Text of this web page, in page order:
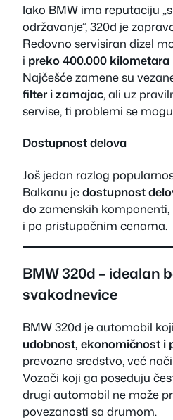
Iako BMW ima reputaciju
održavanje“, 320d je
Redovno servisiran dizel
i preko 400.000 kilometara
Najčešće zamene su
filter i zamajac, ali uz
servise, ti problemi se
Dostupnost delova
Još jedan razlog
Balkanu jedostupnost
do zamenskih
i po pristupačnim cenama.
BMW 320d – idealan
svakodnevice
BMW 320d je automobil
udobnost, ekonomičnost i
prevozno sredstvo, već
Vozači koji ga poseduju
drugi automobil ne može
povezanosti sa drumom.